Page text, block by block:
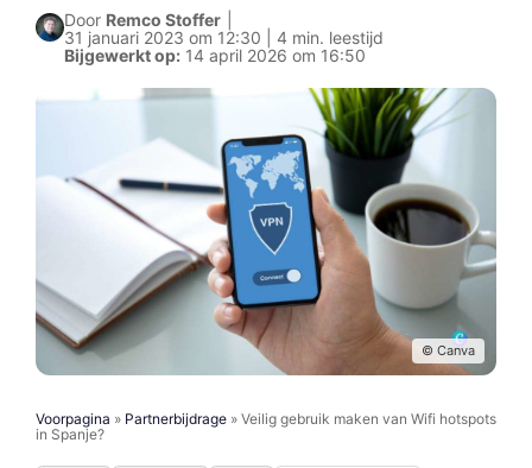
Door Remco Stoffer
31 januari 2023 om 12:30 | 4 min. leestijd
Bijgewerkt op: 14 april 2026 om 16:50
© Canva
Voorpagina » Partnerbijdrage » Veilig gebruik maken van Wifi hotspots
in Spanje?